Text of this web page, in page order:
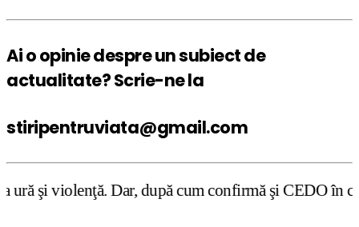
Ai o opinie despre un subiect de
actualitate? Scrie-ne la
stiripentruviata@gmail.com
după cum confirmă şi CEDO în cazul Handyside